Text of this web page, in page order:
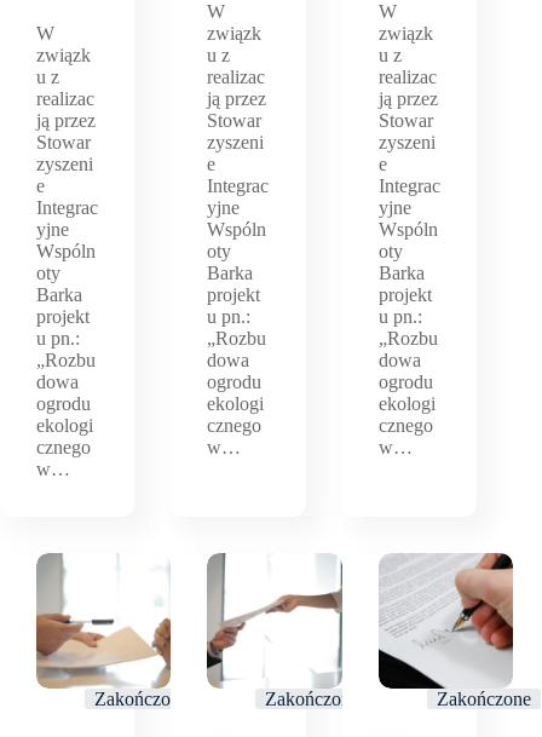
W
związk
u z
realizac
ją przez
Stowar
zyszeni
e
Integrac
yjne
Wspóln
oty
Barka
projekt
u pn.:
„Rozbu
dowa
ogrodu
ekologi
cznego
w…
W
związk
u z
realizac
ją przez
Stowar
zyszeni
e
Integrac
yjne
Wspóln
oty
Barka
projekt
u pn.:
„Rozbu
dowa
ogrodu
ekologi
cznego
w…
W
związk
u z
realizac
ją przez
Stowar
zyszeni
e
Integrac
yjne
Wspóln
oty
Barka
projekt
u pn.:
„Rozbu
dowa
ogrodu
ekologi
cznego
w…
Zakończone Zakończone Zakończone